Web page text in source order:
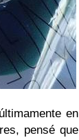
en
pensé que